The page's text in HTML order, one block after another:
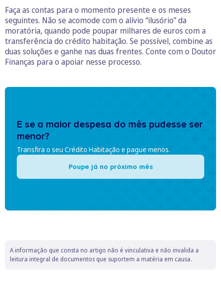
Faça as contas para o momento presente e os meses
seguintes. Não se acomode com o alívio “ilusório” da
moratória, quando pode poupar milhares de euros com a
transferência do crédito habitação. Se possível, combine as
duas soluções e ganhe nas duas frentes. Conte com o Doutor
Finanças para o apoiar nesse processo.
E se a maior despesa do mês pudesse ser
menor?
Transfira o seu Crédito Habitação e pague menos.
Poupe já no próximo mês
A informação que consta no artigo não é vinculativa e não invalida a
leitura integral de documentos que suportem a matéria em causa.